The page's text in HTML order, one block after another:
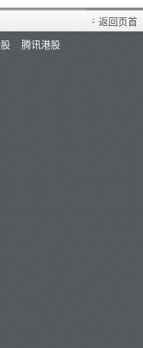
返回页首
腾讯港股